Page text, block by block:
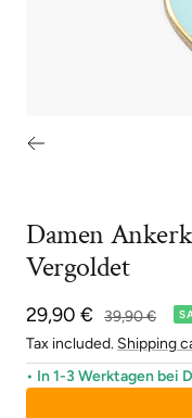
Damen
Vergoldet
Sale
price
29,90 €
Regular
price
39,90 €
Tax included. Shipping
• In 1-3 Werktagen bei